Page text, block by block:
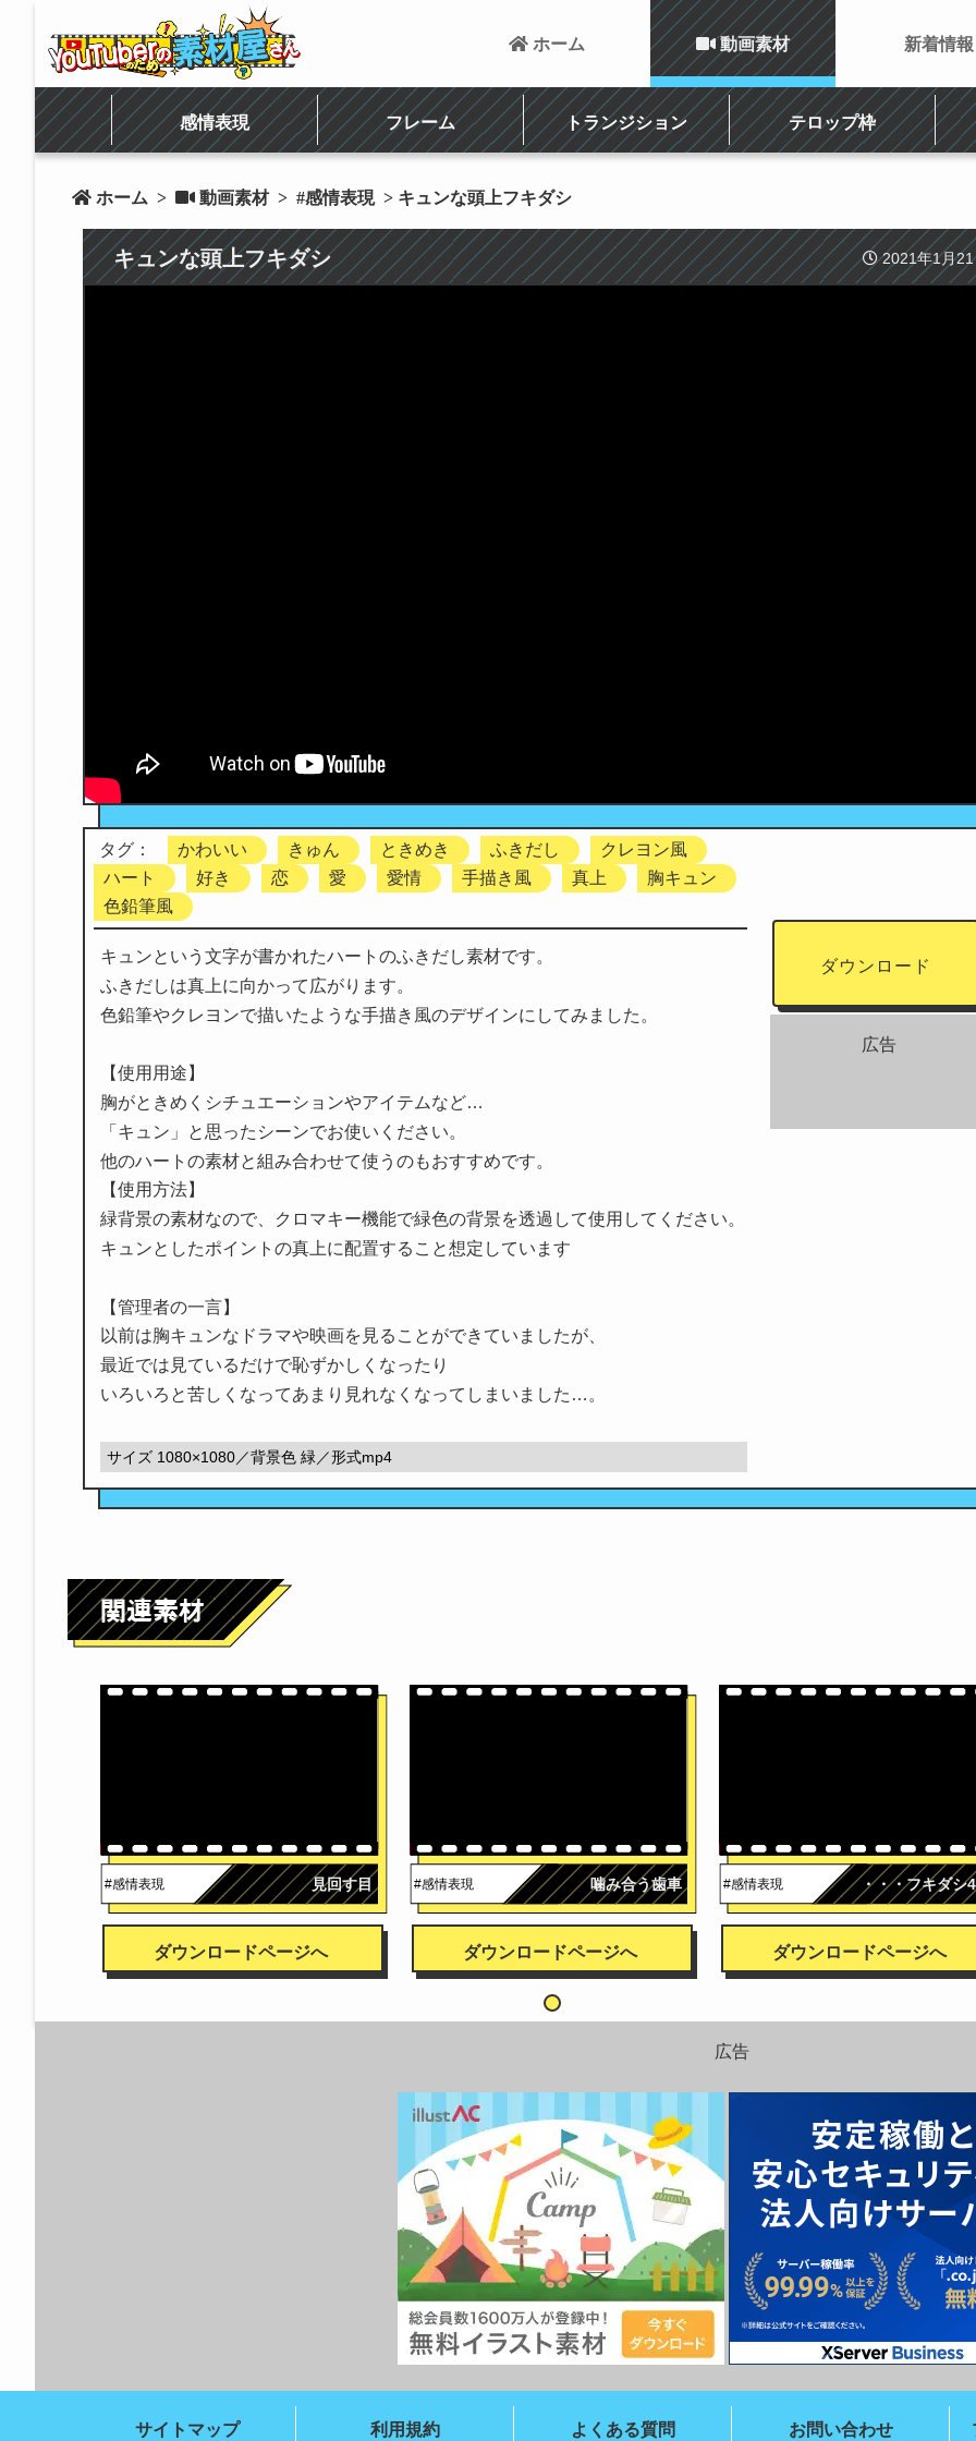
 ホーム  動画素材
感情表現 フレーム トランジション テロップ枠
新着情報
 ホーム >  動画素材 > #感情表現 > キュンな頭上フキダシ
キュンな頭上フキダシ 2021年1月
タグ： かわいい きゅん ときめき ふきだし
クレヨン風
ハート
好き 恋 愛 愛情 手描き風 真上
胸キュン
色鉛筆風
ダウンロード
キュンという文字が書かれたハートのふきだし素材です。
ふきだしは真上に向かって広がります。
色鉛筆やクレヨンで描いたような手描き風のデザインにしてみました。
【使用用途】
胸がときめくシチュエーションやアイテムなど…
「キュン」と思ったシーンでお使いください。
他のハートの素材と組み合わせて使うのもおすすめです。
【使用方法】
緑背景の素材なので、クロマキー機能で緑色の背景を透過して使用してください。
キュンとしたポイントの真上に配置すること想定しています
【管理者の一言】
以前は胸キュンなドラマや映画を見ることができていましたが、
最近では見ているだけで恥ずかしくなったり
いろいろと苦しくなってあまり見れなくなってしまいました…。
サイズ 1080×1080／背景色 緑／形式mp4
広告
#感情表現 見回す目
ダウンロードページへ
#感情表現 噛み合う歯車
ダウンロードページへ
#感情表現 ・・・フキダシ
ダウンロードページへ
広告
サイトマップ 利用規約 よくある質問 お問い合わせ